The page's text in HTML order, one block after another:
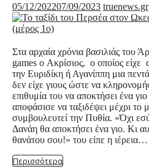
05/12/202207/09/2023 truenews.gr
Στα αρχαία χρόνια βασιλιάς του
games ο Ακρίσιος, ο οποίος είχε
την Ευριδίκη ή Αγανίππη μια
δεν είχε γιους ώστε να
επιθυμία του να αποκτήσει ένα
αποφάσισε να ταξιδέψει μέχρι το
συμβουλευτεί την Πυθία. «Όχι
Δανάη θα αποκτήσει ένα γιο. Κι
θανάτου σου!» του είπε η ιέρεια…
Περισσότερα